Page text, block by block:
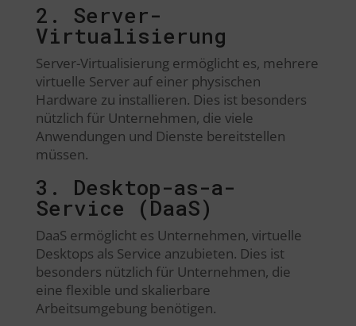
2. Server-
Virtualisierung
Server-Virtualisierung ermöglicht es, mehrere
virtuelle Server auf einer physischen
Hardware zu installieren. Dies ist besonders
nützlich für Unternehmen, die viele
Anwendungen und Dienste bereitstellen
müssen.
3. Desktop-as-a-
Service (DaaS)
DaaS ermöglicht es Unternehmen, virtuelle
Desktops als Service anzubieten. Dies ist
besonders nützlich für Unternehmen, die
eine flexible und skalierbare
Arbeitsumgebung benötigen.